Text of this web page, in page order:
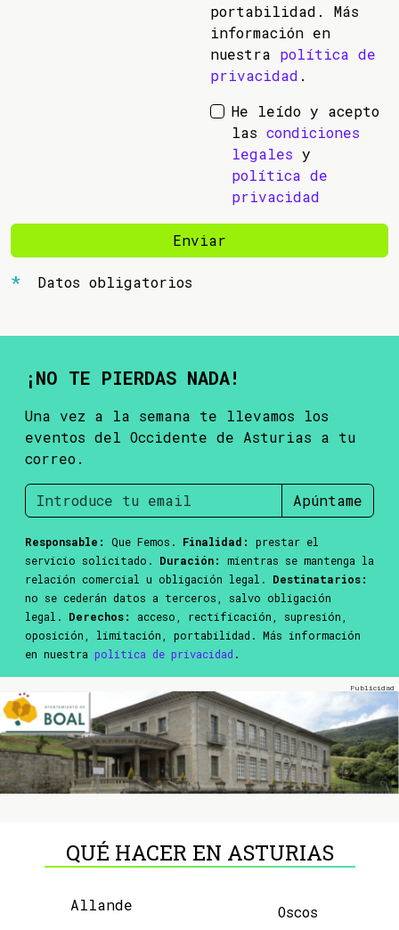
portabilidad. Más
información en
nuestra política de
privacidad .
He leído y acepto
las condiciones
legales y
política de
privacidad
Enviar
Datos obligatorios
¡NO TE PIERDAS NADA!
Una vez a la semana te llevamos los
eventos del Occidente de Asturias a tu
correo.
Apúntame
Responsable: Que Femos. Finalidad:
prestar el
servicio solicitado. Duración:
mientras se mantenga la
relación comercial u obligación legal. Destinatarios:
no se cederán datos a terceros, salvo obligación
legal. Derechos:
acceso, rectificación, supresión,
oposición, limitación, portabilidad. Más información
en nuestra política de privacidad .
QUÉ HACER EN ASTURIAS
Allande
Oscos